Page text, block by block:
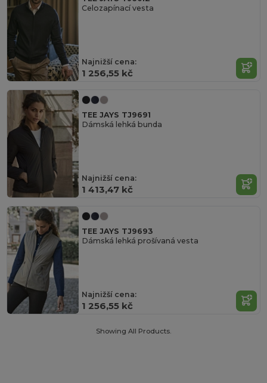
Celozapínací vesta
Najnižší cena:
1 256,55 kč
TEE JAYS TJ9691
Dámská lehká bunda
Najnižší cena:
1 413,47 kč
TEE JAYS TJ9693
Dámská lehká prošívaná vesta
Najnižší cena:
1 256,55 kč
Showing All Products.